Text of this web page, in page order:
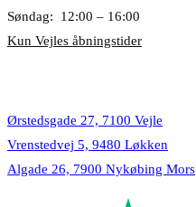
Søndag: 12:00 – 16:00
Kun Vejles åbningstider
Ørstedsgade 27, 7100 Vejle
Vrenstedvej 5, 9480 Løkken
Algade 26, 7900 Nykøbing Mors